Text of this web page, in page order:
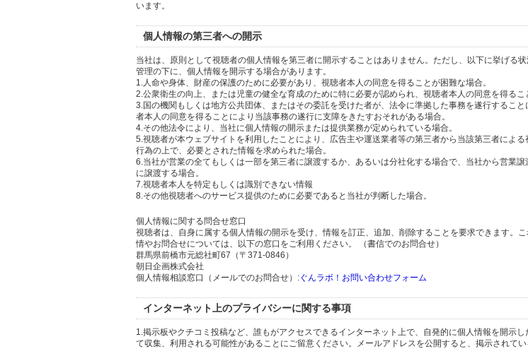
います。
個人情報の第三者への開示
当社は、原則として視聴者の個人情報を第三者に開示することはありません。ただし、以下に挙げる
管理の下に、個人情報を開示する場合があります。
1.人命や身体、財産の保護のために必要があり、視聴者本人の同意を得ることが困難な場合。
2.公衆衛生の向上、または児童の健全な育成のために特に必要が認められ、視聴者本人の同意を得るこ
3.国の機関もしくは地方公共団体、またはその委託を受けた者が、法令に準拠した事務を遂行するこ
者本人の同意を得ることにより当該事務の遂行に支障をきたすおそれがある場合。
4.その他法令により、当社に個人情報の開示または提供業務が定められている場合。
5.視聴者が本ウェブサイトを利用したことにより、広告主や運送業者等の第三者から当該第三者によ
行為の上で、必要とされた情報を求められた場合。
6.当社が営業の全てもしくは一部を第三者に譲渡するか、あるいは分社化する場合で、当社から営業
に譲渡する場合。
7.視聴者本人を特定もしくは識別できない情報
8.その他視聴者へのサービス提供のために必要であると当社が判断した場合。
個人情報に関する問合せ窓口
視聴者は、自身に属する個人情報の開示を受け、情報を訂正、追加、削除することを要求できます。
情やお問合せについては、以下の窓口をご利用ください。 （書信でのお問合せ）
群馬県前橋市元総社町67（〒371-0846）
朝日企画株式会社
個人情報相談窓口（メールでのお問合せ）:ぐんラボ！お問い合わせフォーム
インターネット上のプライバシーに関する事項
1.掲示板やクチコミ投稿など、誰もがアクセスできるインターネット上で、自発的に個人情報を開示
て収集、利用される可能性があることにご留意ください。メールアドレスを公開すると、掲示されて